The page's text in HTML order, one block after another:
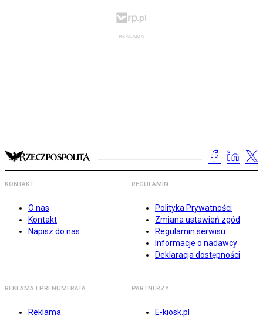
KONTAKT
O nas
Kontakt
Napisz do nas
REGULAMIN
Polityka Prywatności
Zmiana ustawień zgód
Regulamin serwisu
Informacje o nadawcy
Deklaracja dostępności
REKLAMA I PRENUMERATA
Reklama
PARTNERZY
E-kiosk.pl